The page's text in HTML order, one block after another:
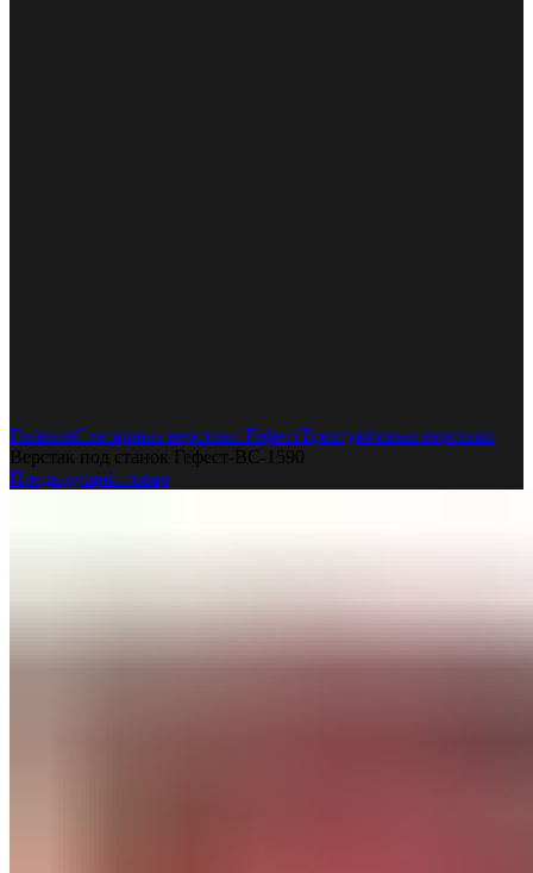
ГлавнаяСлесарные верстаки ГефестТрехтумбовые верстаки
Верстак под станок Гефест-ВС-1590
Предыдущий товар